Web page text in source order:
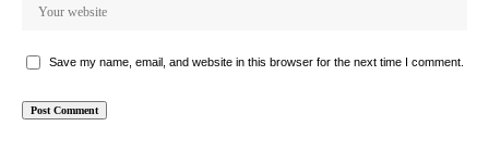
Save my name, email, and website in this browser for the next time I comment.